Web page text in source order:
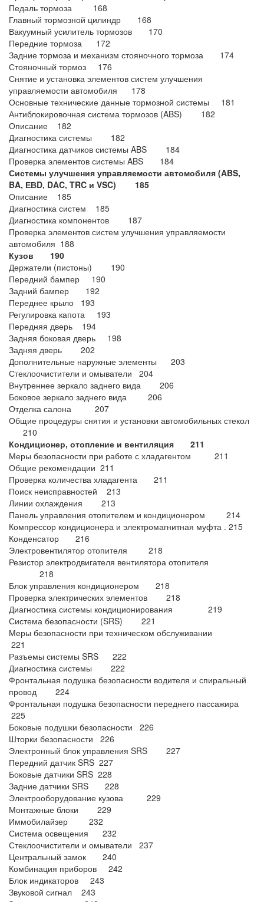
Педаль тормоза 168
Главный тормозной цилиндр 168
Вакуумный усилитель тормозов 170
Передние тормоза 172
Задние тормоза и механизм стояночного тормоза 174
Стояночный тормоз 176
Снятие и установка элементов систем улучшения
управляемости автомобиля 178
Основные технические данные тормозной системы 181
Антиблокировочная система тормозов (ABS) 182
Описание 182
Диагностика системы 182
Диагностика датчиков системы ABS 184
Проверка элементов системы ABS 184
Системы улучшения управляемости автомобиля (ABS,
BA, ЕВD, DAC, TRC и VSC) 185
Описание 185
Диагностика систем 185
Диагностика компонентов 187
Проверка элементов систем улучшения управляемости
автомобиля 188
Кузов 190
Держатели (пистоны) 190
Передний бампер 190
Задний бампер 192
Переднее крыло 193
Регулировка капота 193
Передняя дверь 194
Задняя боковая дверь 198
Задняя дверь 202
Дополнительные наружные элементы 203
Стеклоочистители и омыватели 204
Внутреннее зеркало заднего вида 206
Боковое зеркало заднего вида 206
Отделка салона 207
Общие процедуры снятия и установки автомобильных стекол
210
Кондиционер, отопление и вентиляция 211
Меры безопасности при работе с хладагентом 211
Общие рекомендации 211
Проверка количества хладагента 211
Поиск неисправностей 213
Линии охлаждения 213
Панель управления отопителем и кондиционером 214
Компрессор кондиционера и электромагнитная муфта . 215
Конденсатор 216
Электровентилятор отопителя 218
Резистор электродвигателя вентилятора отопителя
218
Блок управления кондиционером 218
Проверка электрических элементов 218
Диагностика системы кондиционирования 219
Система безопасности (SRS) 221
Меры безопасности при техническом обслуживании
221
Разъемы системы SRS 222
Диагностика системы 222
Фронтальная подушка безопасности водителя и спиральный
провод 224
Фронтальная подушка безопасности переднего пассажира
225
Боковые подушки безопасности 226
Шторки безопасности 226
Электронный блок управления SRS 227
Передний датчик SRS 227
Боковые датчики SRS 228
Задние датчики SRS 228
Электрооборудование кузова 229
Монтажные блоки 229
Иммобилайзер 232
Система освещения 232
Стеклоочистители и омыватели 237
Центральный замок 240
Комбинация приборов 242
Блок индикаторов 243
Звуковой сигнал 243